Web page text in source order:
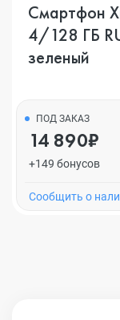
Смартфон
4/128 ГБ
зеленый
ПОД ЗАКАЗ
14 890₽
+149 бонусов
Cообщить о